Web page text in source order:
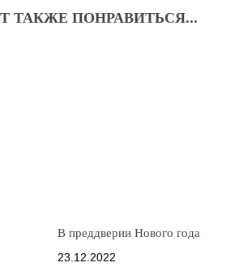
ТАКЖЕ ПОНРАВИТЬСЯ...
В преддверии Нового года
23.12.2022